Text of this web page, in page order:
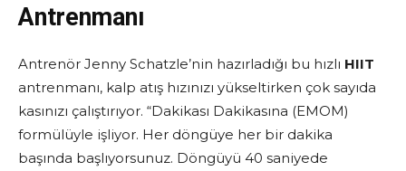
Antrenmanı
Antrenör Jenny Schatzle’nin hazırladığı bu hızlı HIIT
antrenmanı, kalp atış hızınızı yükseltirken çok sayıda
kasınızı çalıştırıyor. “Dakikası Dakikasına (EMOM)
formülüyle işliyor. Her döngüye her bir dakika
başında başlıyorsunuz. Döngüyü 40 saniyede